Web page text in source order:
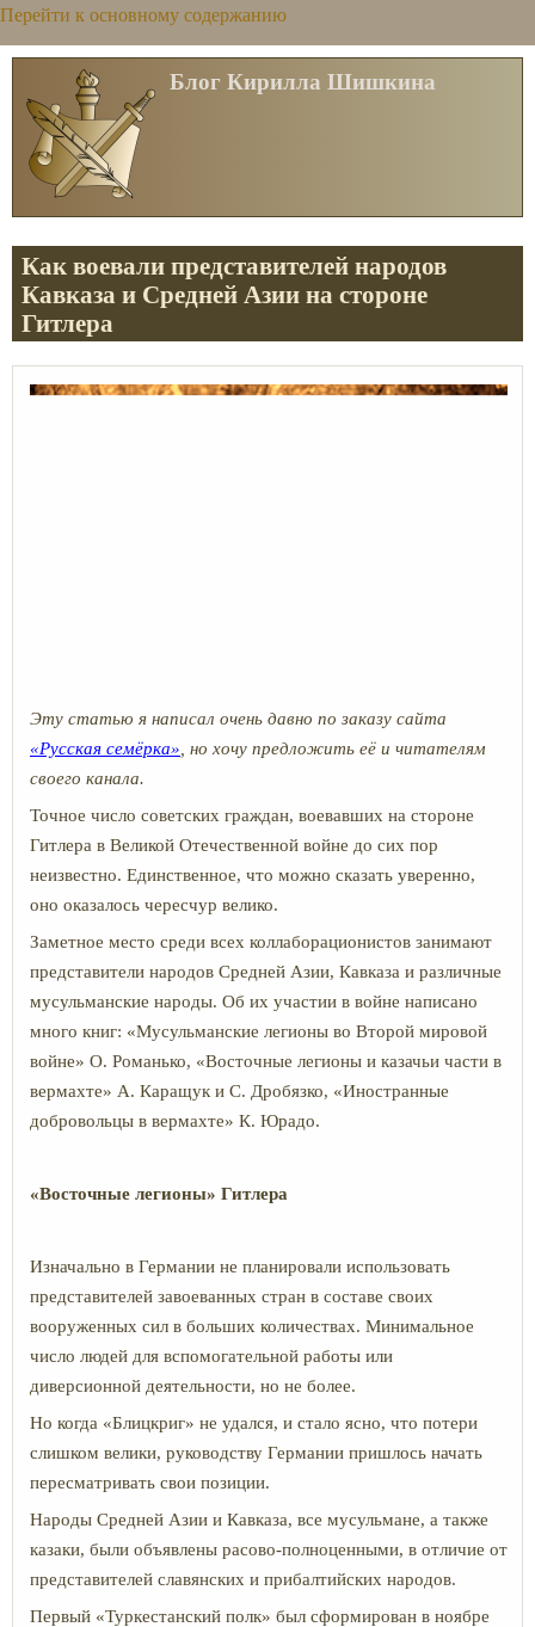
Перейти к основному содержанию
Блог Кирилла Шишкина
Как воевали представителей народов
Кавказа и Средней Азии на стороне
Гитлера
Эту статью я написал очень давно по заказу сайта
«Русская семёрка» , но хочу предложить её и читателям
своего канала.
Точное число советских граждан, воевавших на стороне
Гитлера в Великой Отечественной войне до сих пор
неизвестно. Единственное, что можно сказать уверенно,
оно оказалось чересчур велико.
Заметное место среди всех коллаборационистов занимают
представители народов Средней Азии, Кавказа и различные
мусульманские народы. Об их участии в войне написано
много книг: «Мусульманские легионы во Второй мировой
войне» О. Романько, «Восточные легионы и казачьи части в
вермахте» А. Каращук и С. Дробязко, «Иностранные
добровольцы в вермахте» К. Юрадо.
«Восточные легионы» Гитлера
Изначально в Германии не планировали использовать
представителей завоеванных стран в составе своих
вооруженных сил в больших количествах. Минимальное
число людей для вспомогательной работы или
диверсионной деятельности, но не более.
Но когда «Блицкриг» не удался, и стало ясно, что потери
слишком велики, руководству Германии пришлось начать
пересматривать свои позиции.
Народы Средней Азии и Кавказа, все мусульмане, а также
казаки, были объявлены расово-полноценными, в отличие от
представителей славянских и прибалтийских народов.
Первый «Туркестанский полк» был сформирован в ноябре